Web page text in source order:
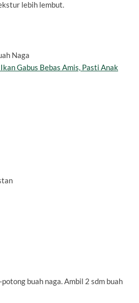
lebih lembut.
Naga
Gabus Bebas Amis, Pasti Anak
buah naga. Ambil 2 sdm buah